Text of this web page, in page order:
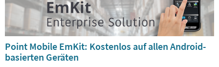
Point Mobile EmKit: Kostenlos auf allen Android-
basierten Geräten